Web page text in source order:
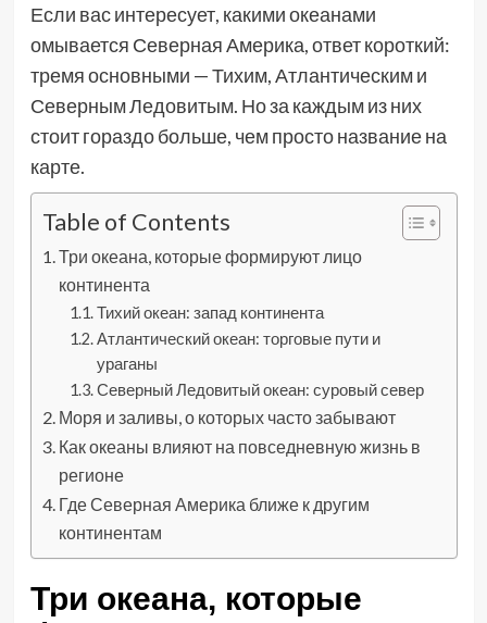
Если вас интересует, какими океанами
омывается Северная Америка, ответ короткий:
тремя основными — Тихим, Атлантическим и
Северным Ледовитым. Но за каждым из них
стоит гораздо больше, чем просто название на
карте.
Table of Contents
Три океана, которые формируют лицо
континента
Тихий океан: запад континента
Атлантический океан: торговые пути и
ураганы
Северный Ледовитый океан: суровый север
Моря и заливы, о которых часто забывают
Как океаны влияют на повседневную жизнь в
регионе
Где Северная Америка ближе к другим
континентам
Три океана, которые